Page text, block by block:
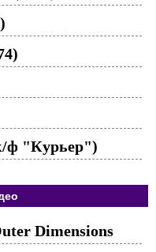
ф "Курьер")
Dimensions